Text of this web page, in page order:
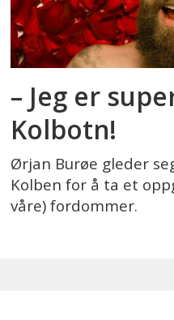
– Jeg er
Kolbotn!
Ørjan Burøe gleder
Kolben for å ta et
våre) fordommer.